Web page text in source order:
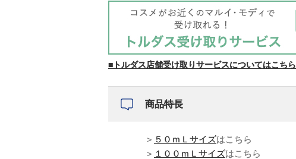
■トルダス店舗受け取りサービスについてはこちら
商品特長
＞ ５０ｍＬサイズはこちら
＞ １００ｍＬサイズはこちら